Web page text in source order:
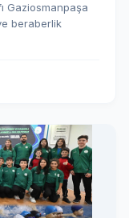
Gaziosmanpaşa
beraberlik